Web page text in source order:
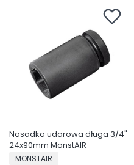
Nasadka udarowa długa 3/4"
24x90mm MonstAIR
PRODUCENT
MONSTAIR